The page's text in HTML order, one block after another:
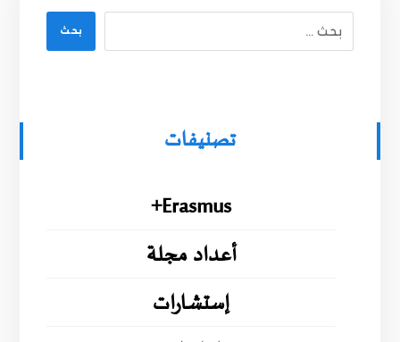
بحث
تصنيفات
Erasmus+
أعداد مجلة
إستشارات